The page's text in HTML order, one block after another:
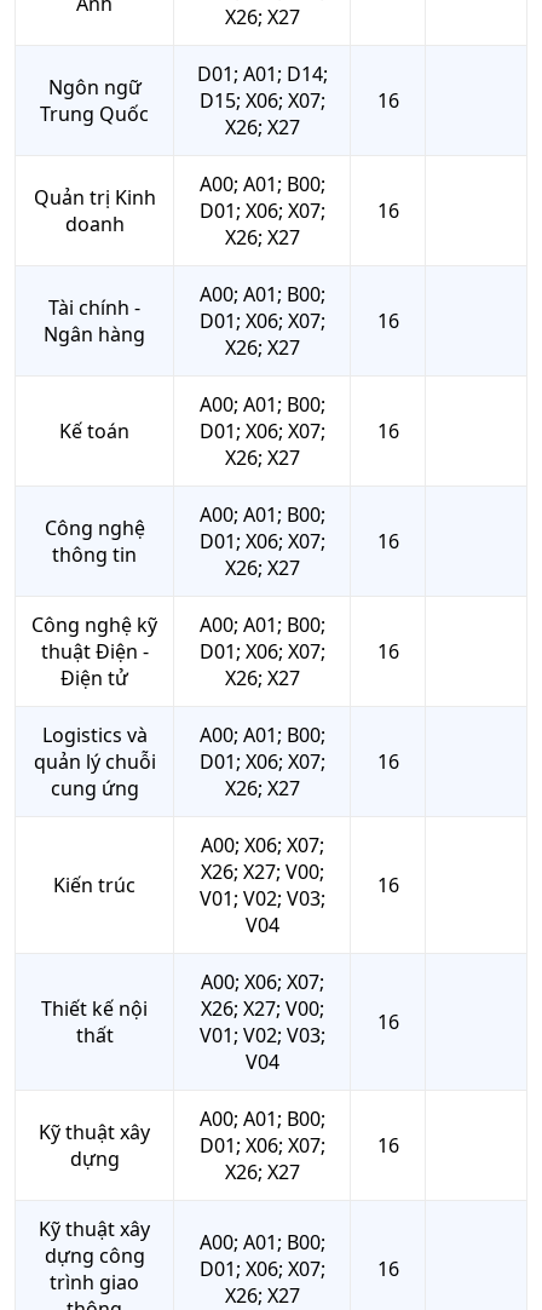
X26; X27
Ngôn ngữ
Trung Quốc
D01; A01; D14;
D15; X06; X07;
X26; X27
16
Quản trị Kinh
doanh
A00; A01; B00;
D01; X06; X07;
X26; X27
16
Tài chính -
Ngân hàng
A00; A01; B00;
D01; X06; X07;
X26; X27
16
Kế toán
A00; A01; B00;
D01; X06; X07;
X26; X27
16
Công nghệ
thông tin
A00; A01; B00;
D01; X06; X07;
X26; X27
16
Công nghệ kỹ
thuật Điện -
Điện tử
A00; A01; B00;
D01; X06; X07;
X26; X27
16
Logistics và
quản lý chuỗi
cung ứng
A00; A01; B00;
D01; X06; X07;
X26; X27
16
Kiến trúc
A00; X06; X07;
X26; X27; V00;
V01; V02; V03;
V04
16
Thiết kế nội
thất
A00; X06; X07;
X26; X27; V00;
V01; V02; V03;
V04
16
Kỹ thuật xây
dựng
A00; A01; B00;
D01; X06; X07;
X26; X27
16
Kỹ thuật xây
dựng công
trình giao
A00; A01; B00;
D01; X06; X07;
X26; X27
16